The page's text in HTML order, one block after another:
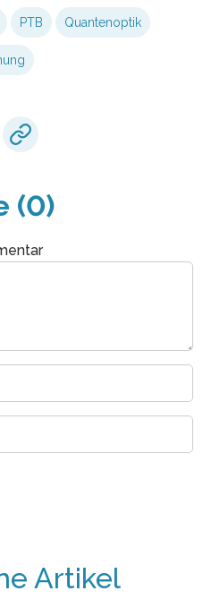
PTB Quantenoptik
(0)
Artikel